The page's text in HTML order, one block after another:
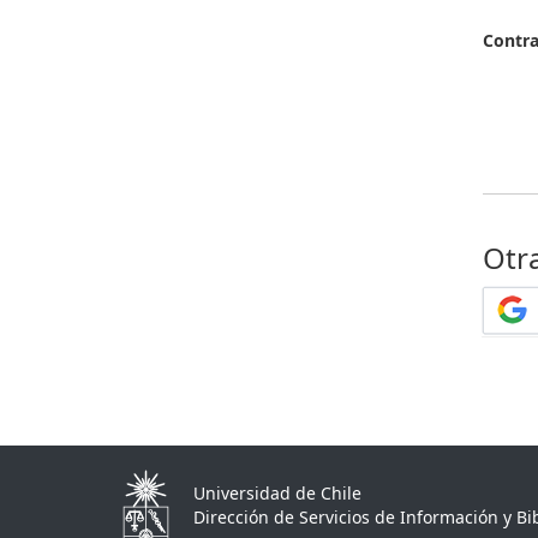
Universidad de Chile
Dirección de Servicios de Información y